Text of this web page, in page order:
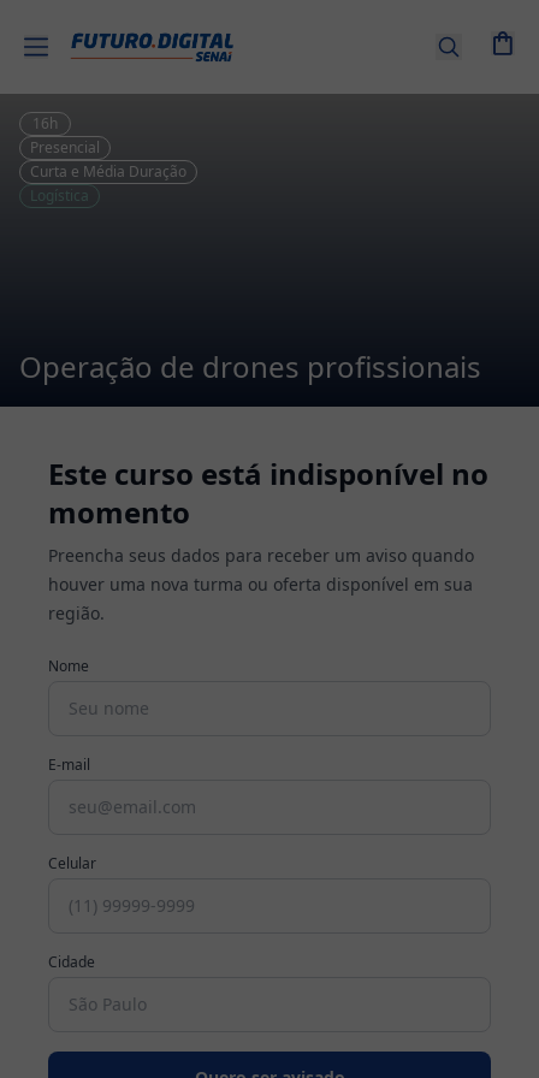
Cadastre-
se
Cursos
por
Combos
Cursos
Cursos
Profissionalizantes
Pós-
Blog
seu
16h
Presencial
Curta e Média Duração
Logística
Operação de drones profissionais
Este curso está indisponível no
momento
Preencha seus dados para receber um aviso quando
houver uma nova turma ou oferta disponível em sua
região.
Nome
E-mail
Celular
Cidade